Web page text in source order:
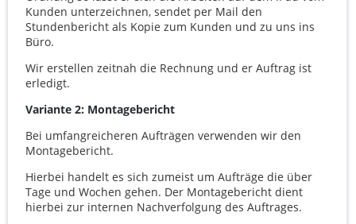
Kunden unterzeichnen, sendet per Mail den
Stundenbericht als Kopie zum Kunden und zu uns ins
Büro.
Wir erstellen zeitnah die Rechnung und er Auftrag ist
erledigt.
Variante 2: Montagebericht
Bei umfangreicheren Aufträgen verwenden wir den
Montagebericht.
Hierbei handelt es sich zumeist um Aufträge die über
Tage und Wochen gehen. Der Montagebericht dient
hierbei zur internen Nachverfolgung des Auftrages.